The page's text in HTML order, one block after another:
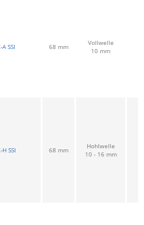
A SSI 68 mm
Vollwelle
10 mm
H SSI 68 mm
Hohlwelle
10 - 16 mm